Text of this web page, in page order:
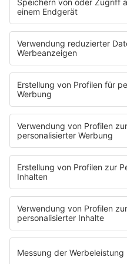
Neues Netzwerk
entsteht
Die IHK Reutlingen baut
humanoide Robotik in
Unternehmen,
verbinden und